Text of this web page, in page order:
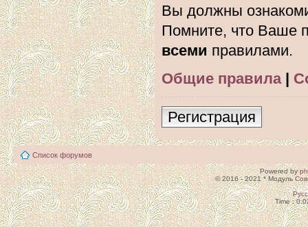
Вы должны
Помните, что Ваше
всеми правилами.
Общие правила|
Регистрация
Список форумов
Powered by
© 2016 - 2021 * Модуль
Time :